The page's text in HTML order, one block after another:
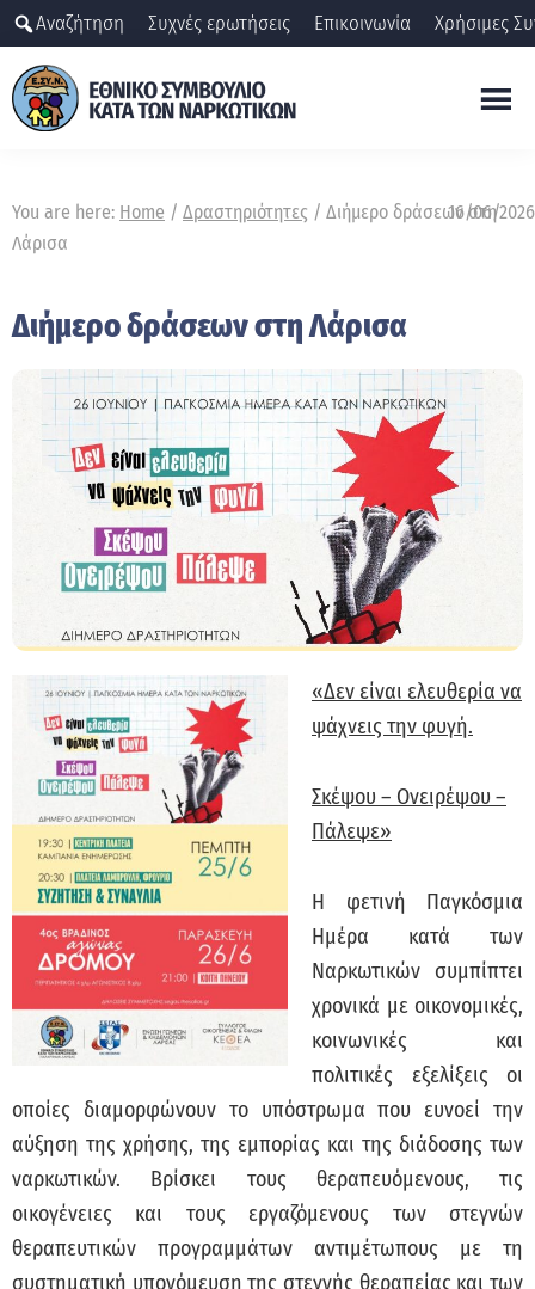
Skip
to
main
content
Αναζήτηση Συχνές ερωτήσεις Επικοινωνία Χρήσιμες
κατά
των
You are here: Home / Δραστηριότητες / Διήμερο δράσεων στη
Λάρισα
Διήμερο δράσεων στη Λάρισα
16/06/2026
«Δεν είναι ελευθερία να
ψάχνεις την φυγή.
Σκέψου – Ονειρέψου –
Πάλεψε»
Η φετινή Παγκόσμια
Ημέρα κατά των
Ναρκωτικών συμπίπτει
χρονικά με οικονομικές,
κοινωνικές και
πολιτικές εξελίξεις οι
οποίες διαμορφώνουν το υπόστρωμα που ευνοεί την
αύξηση της χρήσης, της εμπορίας και της διάδοσης των
ναρκωτικών. Βρίσκει τους θεραπευόμενους, τις
οικογένειες και τους εργαζόμενους των στεγνών
θεραπευτικών προγραμμάτων αντιμέτωπους με τη
συστηματική υπονόμευση της στεγνής θεραπείας και των